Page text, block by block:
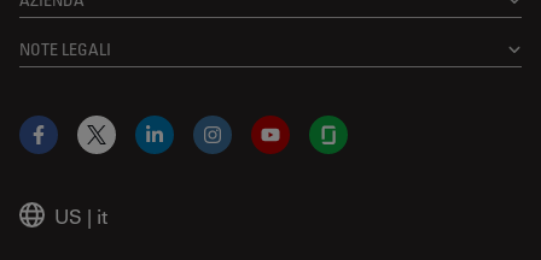
NOTE LEGALI
US | it
Facebook
X LinkedInInstagramYouTubeGlassdoor